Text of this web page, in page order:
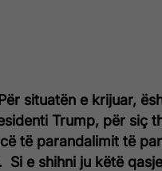
situatën e krijuar,
Trump, për siç
të parandalimit të
Si e shihni ju këtë